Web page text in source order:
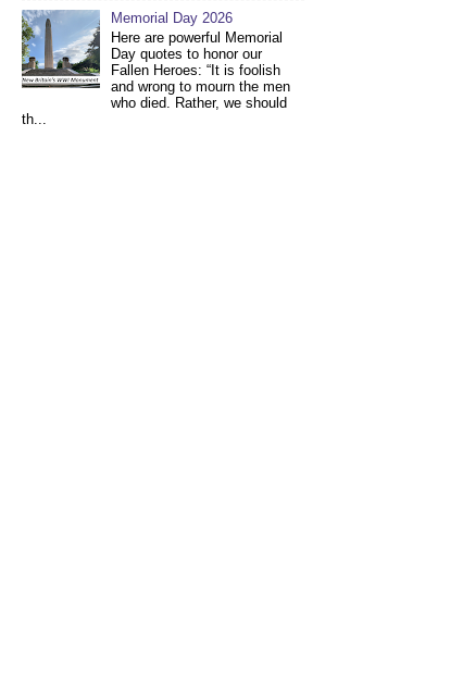
Memorial Day 2026
Here are powerful Memorial
Day quotes to honor our
Fallen Heroes: “It is foolish
and wrong to mourn the men
who died. Rather, we should
th...